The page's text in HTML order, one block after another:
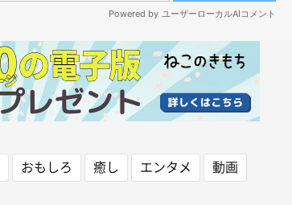
おもしろ 癒し エンタメ
動画